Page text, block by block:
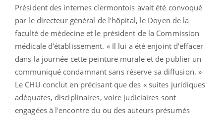
Président des internes clermontois avait été convoqué
par le directeur général de l'hôpital, le Doyen de la
faculté de médecine et le président de la Commission
médicale d'établissement. « Il lui a été enjoint d'effacer
dans la journée cette peinture murale et de publier un
communiqué condamnant sans réserve sa diffusion. »
Le CHU conclut en précisant que des « suites juridiques
adéquates, disciplinaires, voire judiciaires sont
engagées à l'encontre du ou des auteurs présumés